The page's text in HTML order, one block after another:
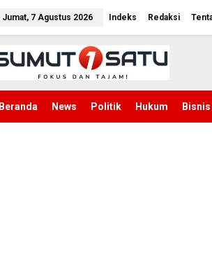
Jumat, 7 Agustus 2026 Indeks Redaksi
Beranda News Politik Hukum Bisnis